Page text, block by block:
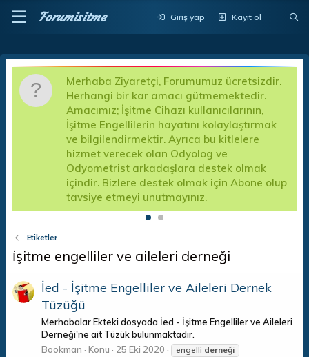
Forumisitme Giriş yap Kayıt ol
Merhaba Ziyaretçi, Forumumuz ücretsizdir.
Herhangi bir kar amacı gütmemektedir.
Amacımız; İşitme Cihazı kullanıcılarının,
İşitme Engellilerin hayatını kolaylaştırmak
ve bilgilendirmektir. Ayrıca bu kitlelere
hizmet verecek olan Odyolog ve
Odyometrist arkadaşlara destek olmak
içindir. Bizlere destek olmak için Abone olup
tavsiye etmeyi unutmayınız.
Etiketler
i̇şitme engelliler ve aileleri derneği
İed - İşitme Engelliler ve Aileleri Dernek
Tüzüğü
Merhabalar Ekteki dosyada İed - İşitme Engelliler ve Aileleri
Derneği'ne ait Tüzük bulunmaktadır.
Bookman
Konu 25 Eki 2020 engelli derneği